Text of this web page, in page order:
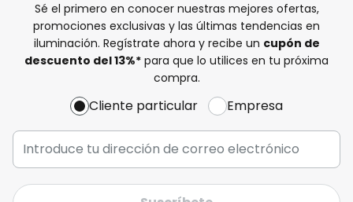
Sé el primero en conocer nuestras mejores ofertas,
promociones exclusivas y las últimas tendencias en
iluminación. Regístrate ahora y recibe un cupón de
descuento del13%* para que lo utilices en tu próxima
compra.
Cliente particular Empresa